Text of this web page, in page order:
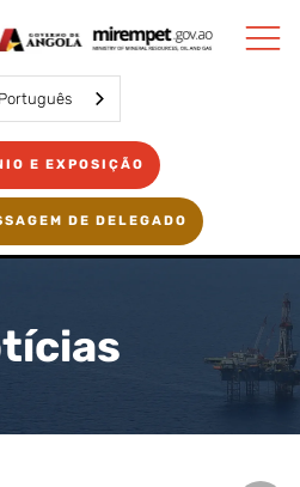
Português
E EXPOSIÇÃO
DE DELEGADO